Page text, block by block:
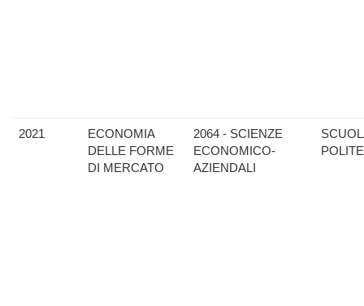
2021
ECONOMIA
DELLE FORME
DI MERCATO
2064 - SCIENZE
ECONOMICO-
AZIENDALI